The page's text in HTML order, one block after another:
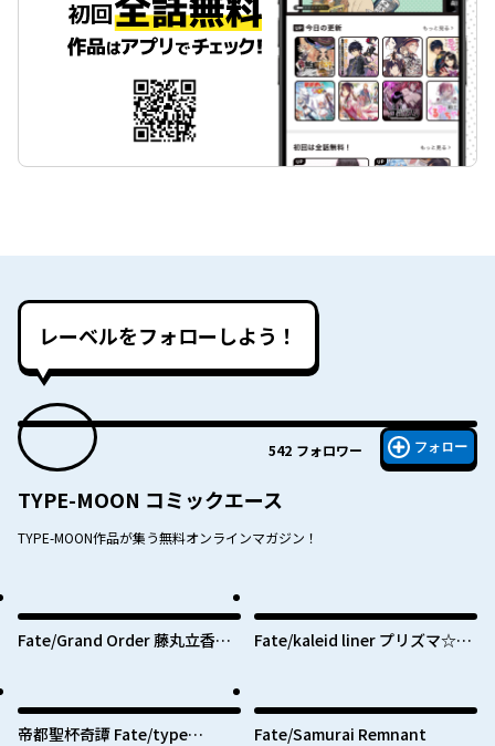
レーベルをフォローしよう！
542 フォロワー フォロー
TYPE-MOON コミックエース
TYPE-MOON作品が集う無料オンラインマガジン！
Fate/Grand Order 藤丸立香は
Fate/kaleid liner プリズマ☆イ
帝都聖杯奇譚 Fate/type
Fate/Samurai Remnant